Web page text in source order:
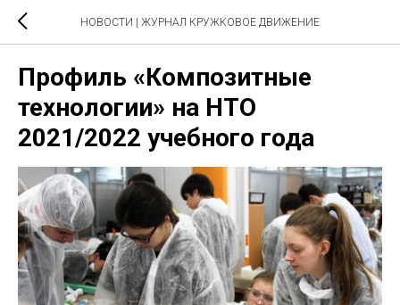
НОВОСТИ | ЖУРНАЛ КРУЖКОВОЕ ДВИЖЕНИЕ
Профиль «Композитные
технологии» на НТО
2021/2022 учебного года